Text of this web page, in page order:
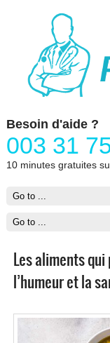
Besoin d'aide ?
003 31
10 minutes gratuites
Les aliments
l’humeur et la